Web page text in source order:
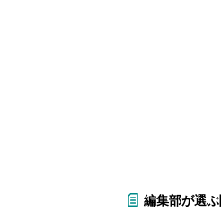
編集部が選